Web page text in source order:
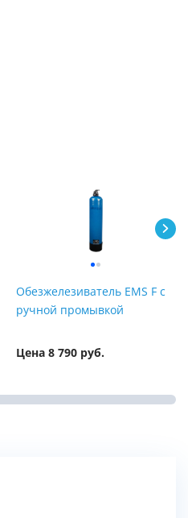
Обезжелезиватель EMS F с
ручной промывкой
Цена 8 790 руб.